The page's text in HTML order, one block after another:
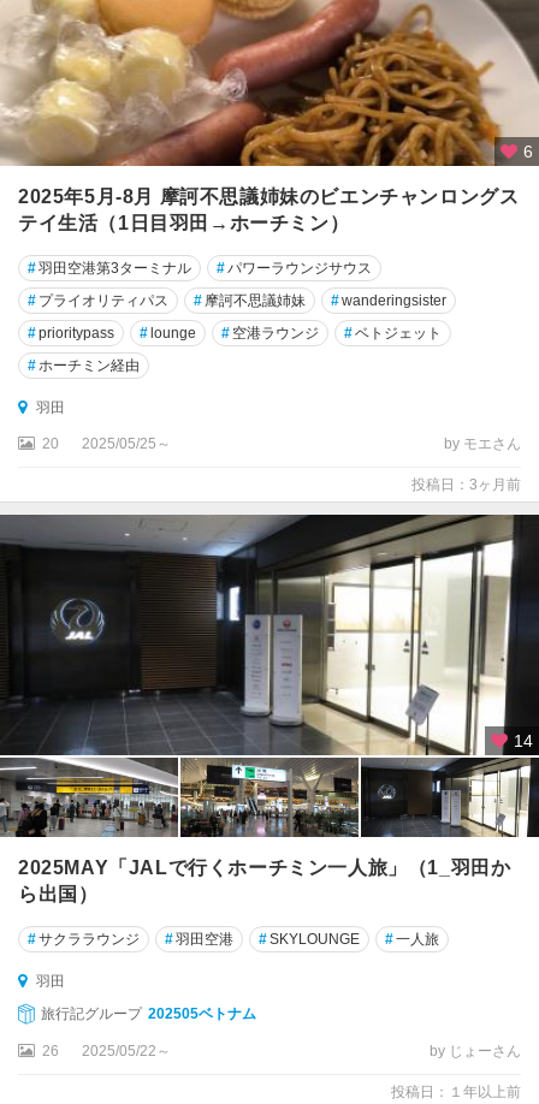
6
2025年5月-8月 摩訶不思議姉妹のビエンチャンロングス
テイ生活（1日目羽田→ホーチミン）
#羽田空港第3ターミナル #パワーラウンジサウス
# プライオリティパス # 摩訶不思議姉妹 #wanderingsister
#prioritypass # lounge # 空港ラウンジ #ベトジェット
#ホーチミン経由
羽田
20 2025/05/25～ by モエさん
投稿日：3ヶ月前
14
2025MAY「JALで行くホーチミン一人旅」（1_羽田か
ら出国）
#サクララウンジ #羽田空港 #SKYLOUNGE #一人旅
羽田
旅行記グループ 202505ベトナム
26 2025/05/22～ by じょーさん
投稿日：１年以上前